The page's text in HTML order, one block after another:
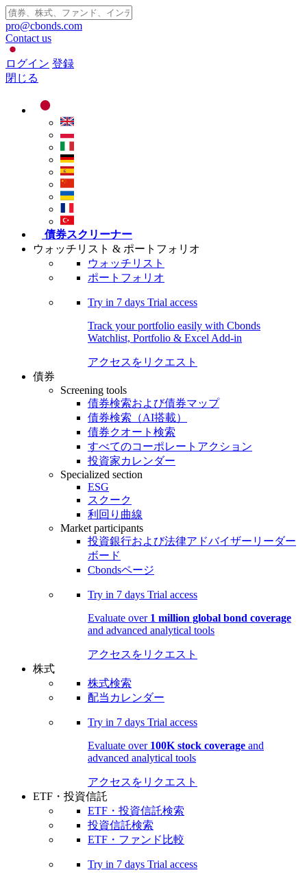
pro@cbonds.com
Contact us
ログイン 登録
閉じる
債券スクリーナー
ウォッチリスト & ポートフォリオ
ウォッチリスト
ポートフォリオ
Try in 7 days Trial access
Track your portfolio easily with Cbonds
Watchlist, Portfolio & Excel Add-in
アクセスをリクエスト
債券
Screening tools
債券検索および債券マップ
債券検索（AI搭載）
債券クオート検索
すべてのコーポレートアクション
投資家カレンダー
Specialized section
ESG
スクーク
利回り曲線
Market participants
投資銀行および法律アドバイザーリーダー
ボード
Cbondsページ
Try in 7 days Trial access
Evaluate over 1 million global bond coverage
and advanced analytical tools
アクセスをリクエスト
株式
株式検索
配当カレンダー
Try in 7 days Trial access
Evaluate over 100K stock coverage and
advanced analytical tools
アクセスをリクエスト
ETF・投資信託
ETF・投資信託検索
投資信託検索
ETF・ファンド比較
Try in 7 days Trial access